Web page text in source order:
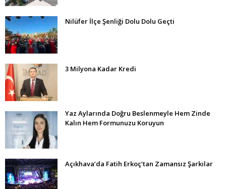
Nilüfer İlçe Şenliği Dolu Dolu Geçti
3 Milyona Kadar Kredi
Yaz Aylarında Doğru Beslenmeyle Hem Zinde
Kalın Hem Formunuzu Koruyun
Açıkhava’da Fatih Erkoç’tan Zamansız Şarkılar